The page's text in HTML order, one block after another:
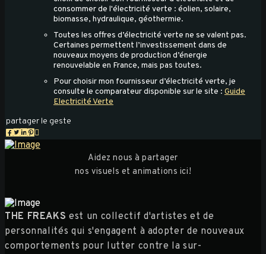
consommer de l'électricité verte : éolien, solaire,
biomasse, hydraulique, géothermie.
Toutes les offres d’électricité verte ne se valent pas.
Certaines permettent l’investissement dans de
nouveaux moyens de production d’énergie
renouvelable en France, mais pas toutes.
Pour choisir mon fournisseur d’électricité verte, je
consulte le comparateur disponible sur le site : Guide
Electricité Verte
partager le geste
Aidez nous à partager
nos visuels et animations ici!
THE FREAKS est un collectif d'artistes et de
personnalités qui s'engagent à adopter de nouveaux
comportements pour lutter contre la sur-